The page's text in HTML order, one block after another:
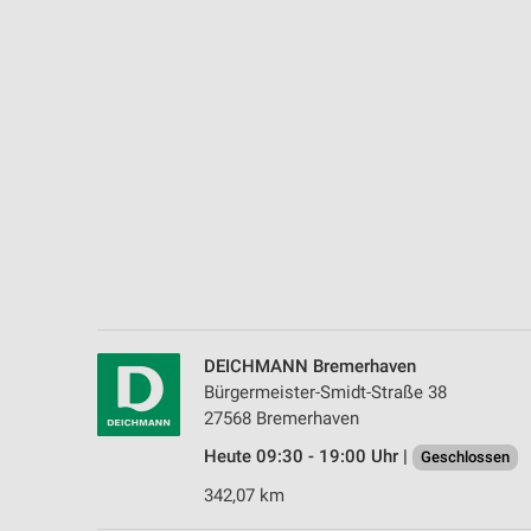
DEICHMANN Bremerhaven
Bürgermeister-Smidt-Straße 38
27568 Bremerhaven
Heute 09:30 - 19:00 Uhr |
Geschlossen
342,07 km
Performance